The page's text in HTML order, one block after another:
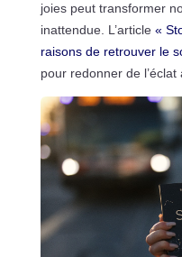
joies peut transformer
inattendue. L’article «
raisons de retrouver le
pour redonner de l’éclat